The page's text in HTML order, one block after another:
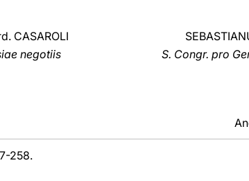
CASAROLI
negotiis
S. Congr. pro
258.